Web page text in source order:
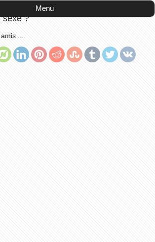
-Pourquoi les jouets LEGO
sexe ?
...
Menu